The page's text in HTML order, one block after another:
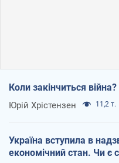
Коли закінчиться війна?
Юрій Хрістензен 11,2 т.
Україна вступила в
економічний стан. Чи є